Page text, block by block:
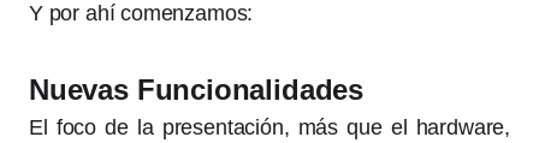
Y por ahí comenzamos:
Nuevas Funcionalidades
El foco de la presentación, más que el hardware,